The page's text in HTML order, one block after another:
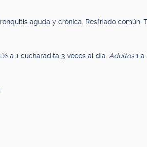
aguda y crónica. Resfriado común.
½ a 1 cucharadita 3 veces al día. Adultos:1 a